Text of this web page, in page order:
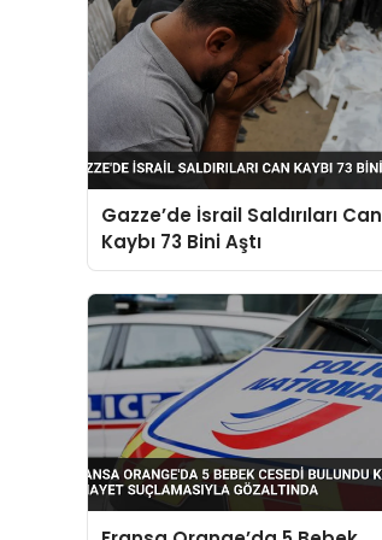
Gazze’de İsrail Saldırıları Can
Kaybı 73 Bini Aştı